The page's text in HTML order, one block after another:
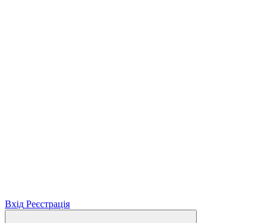
Вхід Реєстрація